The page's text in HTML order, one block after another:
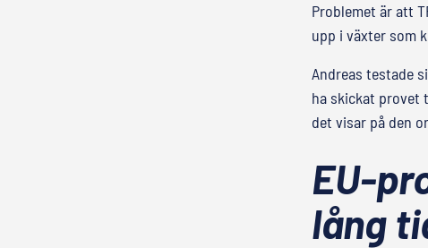
Problemet är att
upp i växter som
Andreas testade
ha skickat provet
det visar på den
EU-
lång